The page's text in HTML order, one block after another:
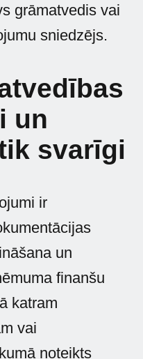
grāmatvedis vai
sniedzējs.
un
svarīgi
ir
un
finanšu
katram
vai
noteikts